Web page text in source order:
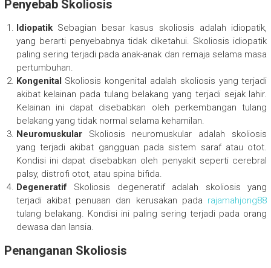
Penyebab Skoliosis
IdiopatikSebagian besar kasus skoliosis adalah idiopatik,
yang berarti penyebabnya tidak diketahui. Skoliosis idiopatik
paling sering terjadi pada anak-anak dan remaja selama masa
pertumbuhan.
Kongenital Skoliosis kongenital adalah skoliosis yang terjadi
akibat kelainan pada tulang belakang yang terjadi sejak lahir.
Kelainan ini dapat disebabkan oleh perkembangan tulang
belakang yang tidak normal selama kehamilan.
NeuromuskularSkoliosis neuromuskular adalah skoliosis
yang terjadi akibat gangguan pada sistem saraf atau otot.
Kondisi ini dapat disebabkan oleh penyakit seperti cerebral
palsy, distrofi otot, atau spina bifida.
Degeneratif Skoliosis degeneratif adalah skoliosis yang
terjadi akibat penuaan dan kerusakan pada rajamahjong88
tulang belakang. Kondisi ini paling sering terjadi pada orang
dewasa dan lansia.
Penanganan Skoliosis